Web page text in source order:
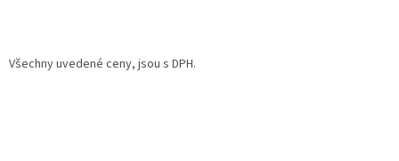
Všechny uvedené ceny, jsou s DPH.